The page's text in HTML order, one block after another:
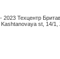
2023 Техцентр
Kashtanovaya st, 14/